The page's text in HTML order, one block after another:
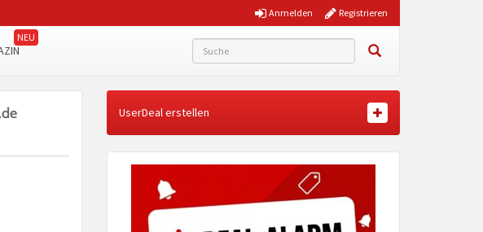
Registrieren
Anmelden
UserDeal erstellen